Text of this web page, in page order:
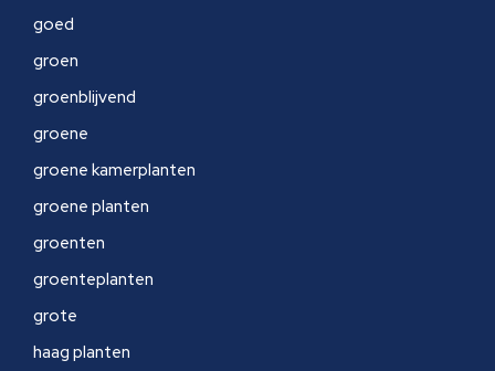
goed
groen
groenblijvend
groene
groene kamerplanten
groene planten
groenten
groenteplanten
grote
haag planten